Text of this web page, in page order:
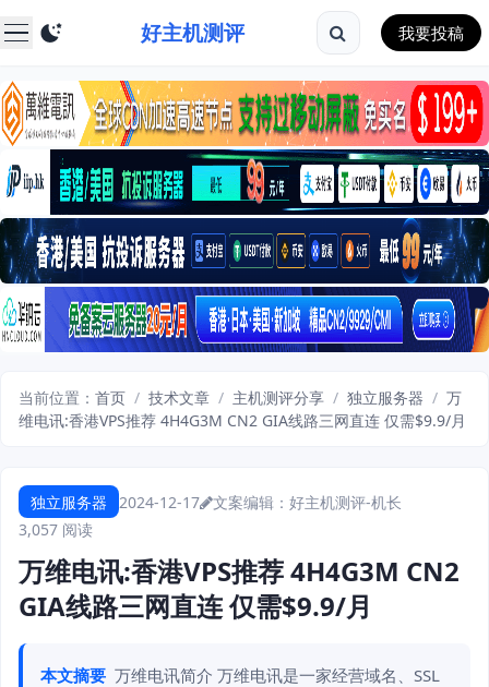
好主机测评 我要投稿
当前位置： 首页 / 技术文章 / 主机测评分享 / 独立服务器 / 万
维电讯:香港VPS推荐 4H4G3M CN2 GIA线路三网直连 仅需$9.9/月
独立服务器 2024-12-17
文案编辑：好主机测评-机长
3,057 阅读
万维电讯:香港VPS推荐 4H4G3M CN2
GIA线路三网直连 仅需$9.9/月
本文摘要 万维电讯简介 万维电讯是一家经营域名、SSL